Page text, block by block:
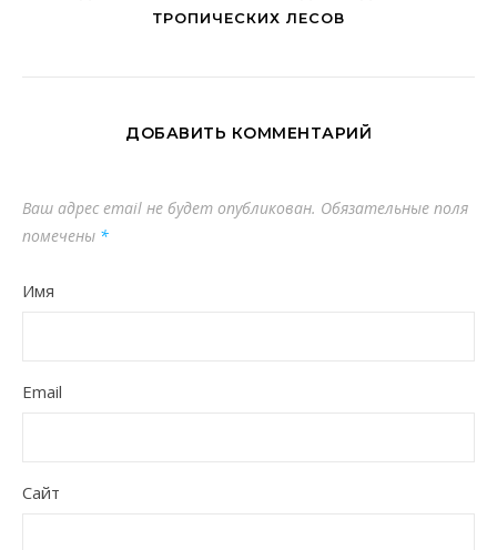
ТРОПИЧЕСКИХ ЛЕСОВ
ДОБАВИТЬ КОММЕНТАРИЙ
Ваш адрес email не будет опубликован. Обязательные поля
помечены *
Имя
Email
Сайт